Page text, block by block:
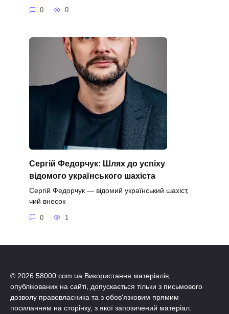
0 0
Сергій Федорчук: Шлях до успіху
відомого українського шахіста
Сергій Федорчук — відомий український шахіст,
чий внесок
0 1
© 2026 58000.com.ua Використання матеріалів,
опублікованих на сайті, допускається тільки з письмового
дозволу правовласника та з обов'язковим прямим
посиланням на сторінку, з якої запозичений матеріал.